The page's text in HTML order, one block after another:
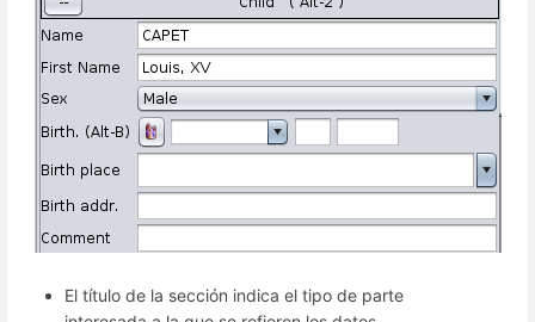
El título de la sección indica el tipo de parte